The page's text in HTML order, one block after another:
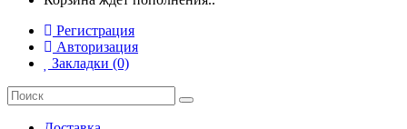
Регистрация
Авторизация
Закладки (0)